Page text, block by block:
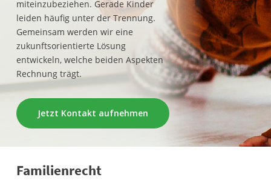
miteinzubeziehen. Gerade Kinder
leiden häufig unter der Trennung.
Gemeinsam werden wir eine
zukunftsorientierte Lösung
entwickeln, welche beiden Aspekten
Rechnung trägt.
Jetzt Kontakt aufnehmen
Familienrecht